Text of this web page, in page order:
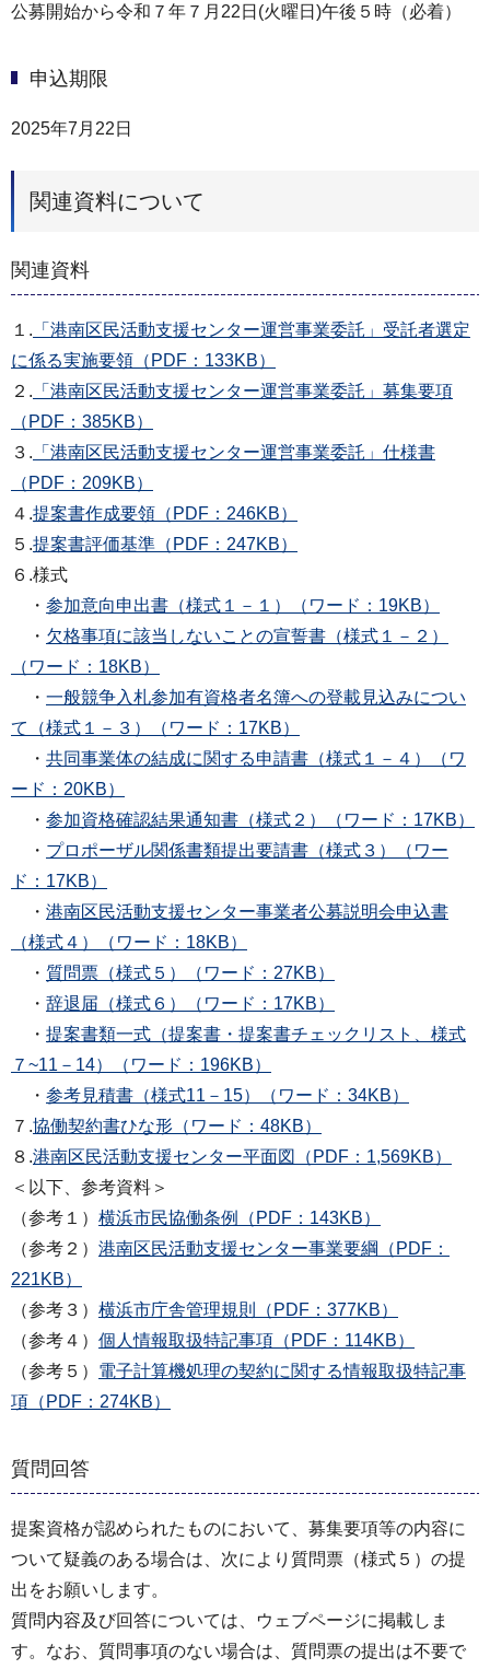
公募開始から令和７年７月22日(火曜日)午後５時（必着）
申込期限
2025年7月22日
関連資料について
関連資料
１. 「港南区民活動支援センター運営事業委託」受託者選定
に係る実施要領（PDF：133KB）
２. 「港南区民活動支援センター運営事業委託」募集要項
（PDF：385KB）
３. 「港南区民活動支援センター運営事業委託」仕様書
（PDF：209KB）
４.提案書作成要領（PDF：246KB）
５.提案書評価基準（PDF：247KB）
６.様式
・ 参加意向申出書（様式１－１）（ワード：19KB）
・ 欠格事項に該当しないことの宣誓書（様式１－２）
（ワード：18KB）
・ 一般競争入札参加有資格者名簿への登載見込みについ
て（様式１－３）（ワード：17KB）
・ 共同事業体の結成に関する申請書（様式１－４）（ワ
ード：20KB）
・ 参加資格確認結果通知書（様式２）（ワード：17KB）
・ プロポーザル関係書類提出要請書（様式３）（ワー
ド：17KB）
・ 港南区民活動支援センター事業者公募説明会申込書
（様式４）（ワード：18KB）
・ 質問票（様式５）（ワード：27KB）
・ 辞退届（様式６）（ワード：17KB）
・ 提案書類一式（提案書・提案書チェックリスト、様式
７~11－14）（ワード：196KB）
・ 参考見積書（様式11－15）（ワード：34KB）
７.協働契約書ひな形（ワード：48KB）
８.港南区民活動支援センター平面図（PDF：1,569KB）
＜以下、参考資料＞
（参考１） 横浜市民協働条例（PDF：143KB）
（参考２） 港南区民活動支援センター事業要綱（PDF：
221KB）
（参考３） 横浜市庁舎管理規則（PDF：377KB）
（参考４） 個人情報取扱特記事項（PDF：114KB）
（参考５） 電子計算機処理の契約に関する情報取扱特記事
項（PDF：274KB）
質問回答
提案資格が認められたものにおいて、募集要項等の内容に
ついて疑義のある場合は、次により質問票（様式５）の提
出をお願いします。
質問内容及び回答については、ウェブページに掲載しま
す。なお、質問事項のない場合は、質問票の提出は不要で